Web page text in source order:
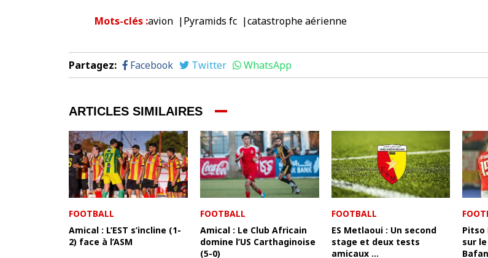
Mots-clés:avion Pyramids fc catastrophe aérienne
Partagez: Facebook Twitter WhatsApp
ARTICLES SIMILAIRES
FOOTBALL
Amical : L’EST s’incline (1-
2) face à l’ASM
FOOTBALL
Amical : Le Club Africain
domine l’US Carthaginoise
(5-0)
FOOTBALL
ES Metlaoui : Un second
stage et deux tests
amicaux ...
Pitso
sur